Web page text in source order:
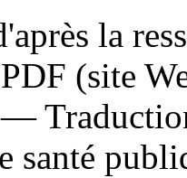
la
(site
—
santé